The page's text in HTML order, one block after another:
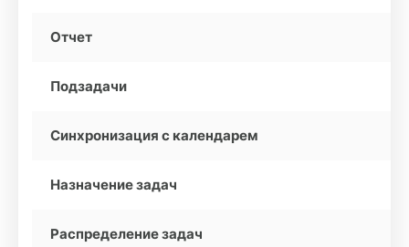
Отчет
Подзадачи
Синхронизация с календарем
Назначение задач
Распределение задач